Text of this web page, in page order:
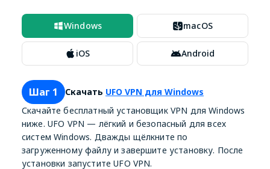
Windows macOS
iOS Android
Шаг 1 Скачать UFO VPN для Windows
Скачайте бесплатный установщик VPN для Windows
ниже. UFO VPN — лёгкий и безопасный для всех
систем Windows. Дважды щёлкните по
загруженному файлу и завершите установку. После
установки запустите UFO VPN.